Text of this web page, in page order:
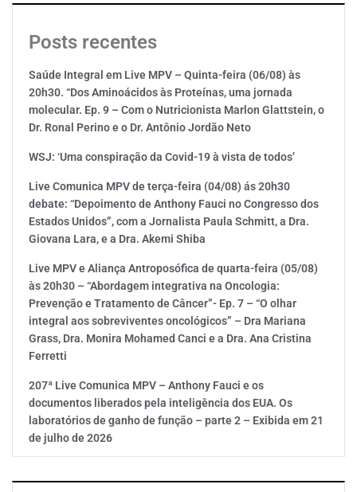
Posts recentes
Saúde Integral em Live MPV – Quinta-feira (06/08) às
20h30. “Dos Aminoácidos às Proteínas, uma jornada
molecular. Ep. 9 – Com o Nutricionista Marlon Glattstein, o
Dr. Ronal Perino e o Dr. Antônio Jordão Neto
WSJ: ‘Uma conspiração da Covid-19 à vista de todos’
Live Comunica MPV de terça-feira (04/08) ás 20h30
debate: “Depoimento de Anthony Fauci no Congresso dos
Estados Unidos”, com a Jornalista Paula Schmitt, a Dra.
Giovana Lara, e a Dra. Akemi Shiba
Live MPV e Aliança Antroposófica de quarta-feira (05/08)
às 20h30 – “Abordagem integrativa na Oncologia:
Prevenção e Tratamento de Câncer”- Ep. 7 – “O olhar
integral aos sobreviventes oncológicos” – Dra Mariana
Grass, Dra. Monira Mohamed Canci e a Dra. Ana Cristina
Ferretti
207ª Live Comunica MPV – Anthony Fauci e os
documentos liberados pela inteligência dos EUA. Os
laboratórios de ganho de função – parte 2 – Exibida em 21
de julho de 2026